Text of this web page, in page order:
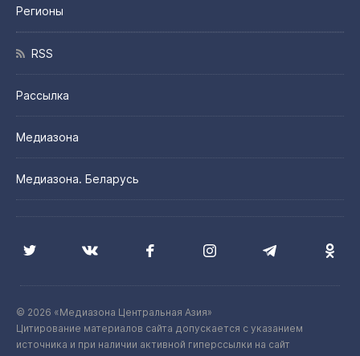
Регионы
RSS
Рассылка
Медиазона
Медиазона. Беларусь
© 2026 «Медиазона Центральная Азия»
Цитирование материалов сайта допускается с указанием
источника и при наличии активной гиперссылки на сайт